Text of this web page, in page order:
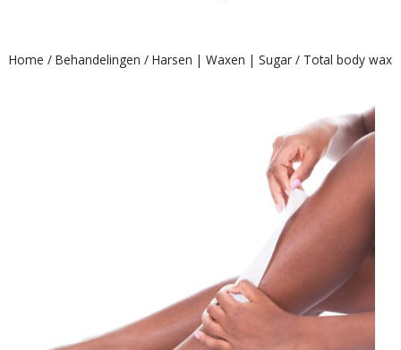
Home / Behandelingen / Harsen | Waxen | Sugar / Total body wax